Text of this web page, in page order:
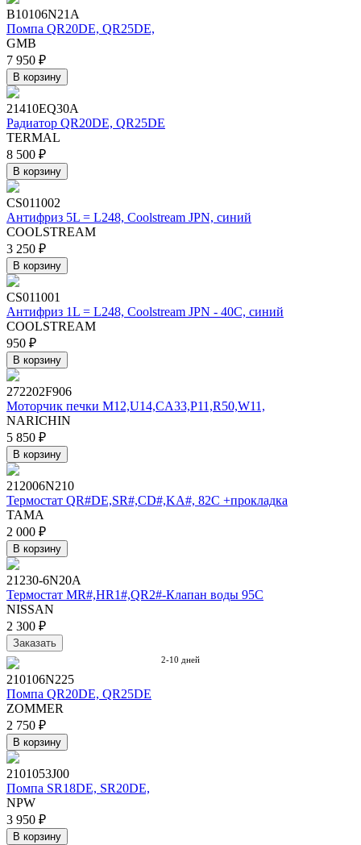
B10106N21A
Помпа QR20DE, QR25DE,
GMB
7 950 ₽
В корзину
21410EQ30A
Радиатор QR20DE, QR25DE
TERMAL
8 500 ₽
В корзину
CS011002
Антифриз 5L = L248, Coolstream JPN, синий
COOLSTREAM
3 250 ₽
В корзину
CS011001
Антифриз 1L = L248, Coolstream JPN - 40С, синий
COOLSTREAM
950 ₽
В корзину
272202F906
Моторчик печки M12,U14,CA33,P11,R50,W11,
NARICHIN
5 850 ₽
В корзину
212006N210
Термостат QR#DE,SR#,CD#,KA#, 82C +прокладка
TAMA
2 000 ₽
В корзину
21230-6N20A
Термостат MR#,HR1#,QR2#-Клапан воды 95C
NISSAN
2 300 ₽
Заказать
2-10 дней
210106N225
Помпа QR20DE, QR25DE
ZOMMER
2 750 ₽
В корзину
2101053J00
Помпа SR18DE, SR20DE,
NPW
3 950 ₽
В корзину